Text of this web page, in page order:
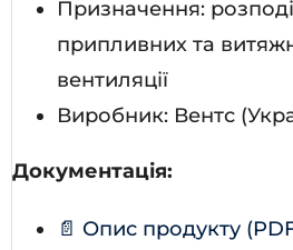
Призначення:
припливних та
вентиляції
Виробник: Вентс
Документація:
📄 Опис продукту